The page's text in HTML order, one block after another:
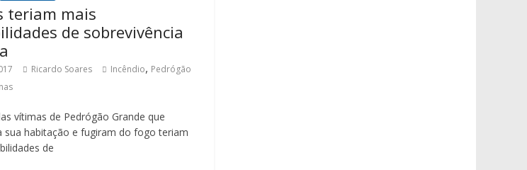
teriam mais
de sobrevivência
Ricardo Soares Incêndio, Pedrógão
vítimas de Pedrógão Grande que
sua habitação e fugiram do fogo teriam
de